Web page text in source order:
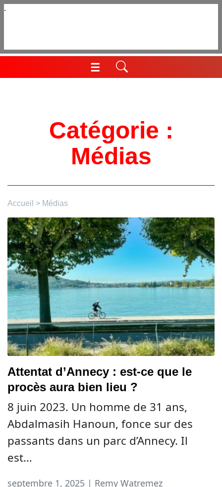
Aller
☰
Menu
Catégorie :
Médias
Accueil > Médias
Attentat d’Annecy : est-ce que le
procès aura bien lieu ?
8 juin 2023. Un homme de 31 ans,
Abdalmasih Hanoun, fonce sur des
passants dans un parc d’Annecy. Il
est…
septembre 1, 2025 | Remy Watremez